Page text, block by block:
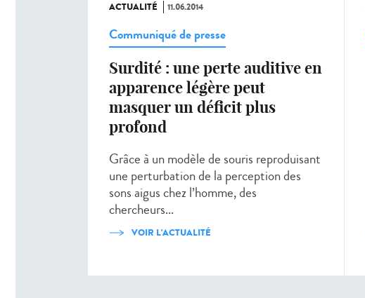
ACTUALITÉ 11.06.2014
Communiqué de presse
Surdité : une perte auditive en
apparence légère peut
masquer un déficit plus
profond
Grâce à un modèle de souris reproduisant
une perturbation de la perception des
sons aigus chez l’homme, des
chercheurs...
VOIR L'ACTUALITÉ